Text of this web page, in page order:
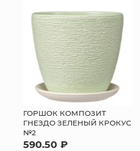
ГОРШОК КОМПОЗИТ
ГНЕЗДО ЗЕЛЕНЫЙ КРОКУС
№2
590.50 ₽